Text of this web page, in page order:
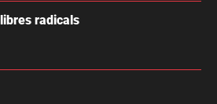
radicals